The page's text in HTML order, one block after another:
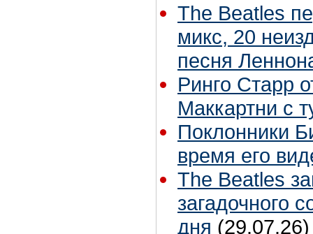
The Beatles
микс, 20
песня
Ринго Старр
Маккартни с
Поклонники
время его
The Beatles
загадочного
дня (29.07.26)